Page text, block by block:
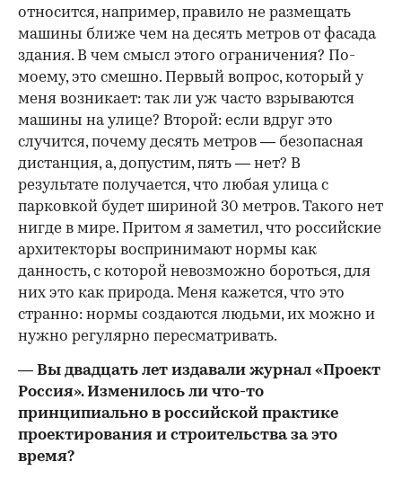
относится, например, правило не размещать
машины ближе чем на десять метров от фасада
здания. В чем смысл этого ограничения? По-
моему, это смешно. Первый вопрос, который у
меня возникает: так ли уж часто взрываются
машины на улице? Второй: если вдруг это
случится, почему десять метров — безопасная
дистанция, а, допустим, пять — нет? В
результате получается, что любая улица с
парковкой будет шириной 30 метров. Такого нет
нигде в мире. Притом я заметил, что российские
архитекторы воспринимают нормы как
данность, с которой невозможно бороться, для
них это как природа. Меня кажется, что это
странно: нормы создаются людьми, их можно и
нужно регулярно пересматривать.
— Вы двадцать лет издавали журнал «Проект
Россия». Изменилось ли что-то
принципиально в российской практике
проектирования и строительства за это
время?